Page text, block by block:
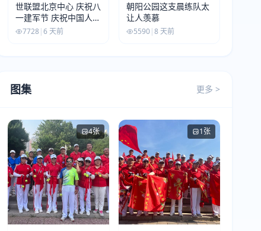
世联盟北京中心 庆祝八
一建军节 庆祝中国人民
解放军建军99周年
7728|6 天前
朝阳公园这支晨练队太
让人羡慕
5590|8 天前
图集 更多 >
4张 1张